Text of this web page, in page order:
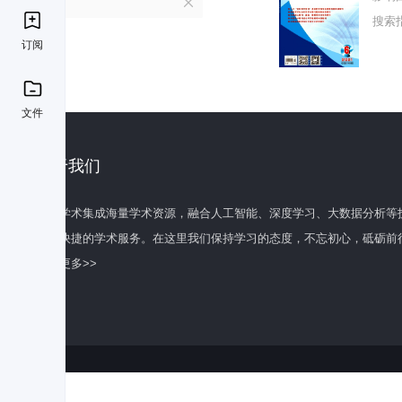
订阅
文件
搜索
关于我们
百度学术集成海量学术资源，融合人工智能、深度学习、大数据分析
全面快捷的学术服务。在这里我们保持学习的态度，不忘初心，砥砺前
了解更多>>